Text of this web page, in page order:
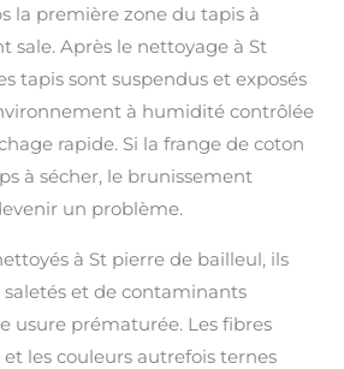
la première zone du tapis à
sale. Après le nettoyage à St
tapis sont suspendus et exposés
à humidité contrôlée
rapide. Si la frange de coton
à sécher, le brunissement
un problème.
à St pierre de bailleul, ils
et de contaminants
usure prématurée. Les fibres
les couleurs autrefois ternes